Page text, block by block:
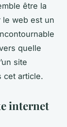
être la
le web est un
quelle
site
cet article.
internet